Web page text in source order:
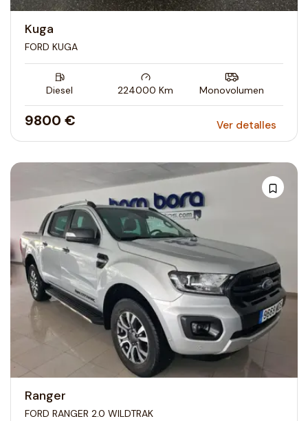
Kuga
FORD KUGA
Diesel 224000 Km Monovolumen
9800 € Ver detalles
Ranger
FORD RANGER 2.0 WILDTRAK